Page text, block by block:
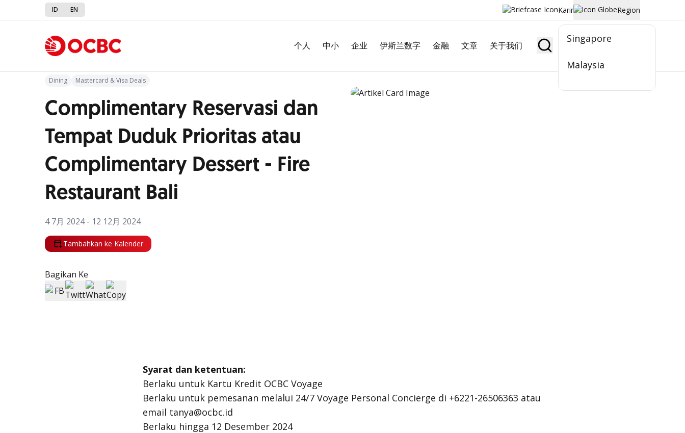
ID EN Karir Region
Singapore
Malaysia
个人 中小 企业 伊斯兰数字 金融 文章 关于我们 Jadi Nasabah
Kembali ke Promo
Dining Mastercard & Visa Deals
Complimentary Reservasi dan
Tempat Duduk Prioritas atau
Complimentary Dessert - Fire
Restaurant Bali
4 7月 2024 - 12 12月 2024
Tambahkan ke Kalender
Bagikan Ke
Syarat dan ketentuan:
Berlaku untuk Kartu Kredit OCBC Voyage
Berlaku untuk pemesanan melalui 24/7 Voyage Personal Concierge di +6221-26506363 atau
email tanya@ocbc.id
Berlaku hingga 12 Desember 2024